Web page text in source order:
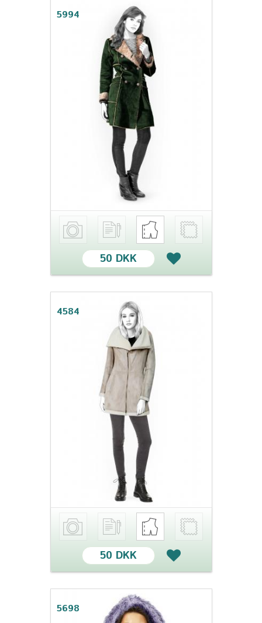
5994
50 DKK
4584
50 DKK
5698